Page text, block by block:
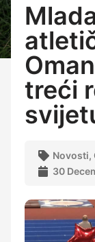
treći
Novosti,
30